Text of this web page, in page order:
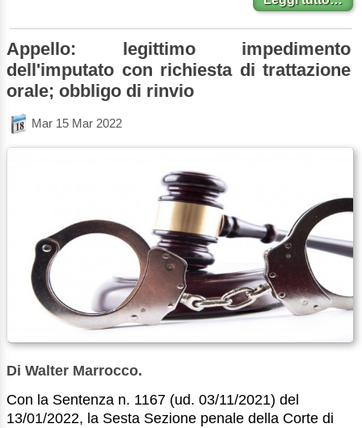
Appello: legittimo impedimento
dell'imputato con richiesta di trattazione
orale; obbligo di rinvio
Mar 15 Mar 2022
Di Walter Marrocco.
Con la Sentenza n. 1167 (ud. 03/11/2021) del
13/01/2022, la Sesta Sezione penale della Corte di